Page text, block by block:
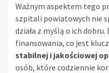
Ważnym aspektem tego
szpitali powiatowych nie
działa z myślą o ich
finansowania, co jest
stabilnej i jakościowej
osób, które codziennie